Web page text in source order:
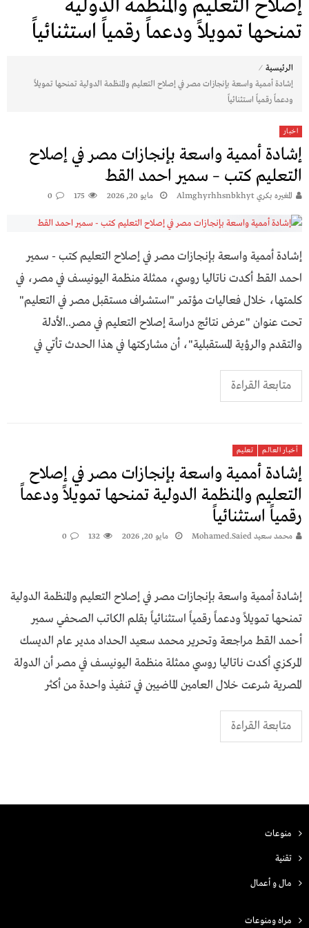
إصلاح التعليم والمنظمة الدولية
تمنحها تمويلاً ودعماً رقمياً استثنائياً
الرئيسية ⁄
إشادة أممية واسعة بإنجازات مصر في إصلاح التعليم والمنظمة الدولية تمنحها تمويلاً
ودعماً رقمياً استثنائياً
اخبار
إشادة أممية واسعة بإنجازات مصر في إصلاح
التعليم كتب – سمير احمد القط
المغيره بكري Almghyrhhsnbkhyt مايو 20, 2026 175
0
إشادة أممية واسعة بإنجازات مصر في إصلاح التعليم كتب - سمير
احمد القط أكدت ناتاليا روسي، ممثلة منظمة اليونيسف في مصر، في
كلمتها، خلال فعاليات مؤتمر "استشراف مستقبل مصر في التعليم"
تحت عنوان "عرض نتائج دراسة إصلاح التعليم في مصر..الأدلة
والتقدم والرؤية المستقبلية"، أن مشاركتها في هذا الحدث تأتي في
متابعة القراءة
أخبار العالم تعليم
إشادة أممية واسعة بإنجازات مصر في إصلاح
التعليم والمنظمة الدولية تمنحها تمويلاً ودعماً
رقمياً استثنائياً
محمد سعيد Mohamed.saied مايو 20, 2026 132
0
إشادة أممية واسعة بإنجازات مصر في إصلاح التعليم والمنظمة الدولية
تمنحها تمويلاً ودعماً رقمياً استثنائياً بقلم الكاتب الصحفي سمير
أحمد القط مراجعة وتحرير محمد سعيد الحداد مدير عام الديسك
المركزي أكدت ناتاليا روسي ممثلة منظمة اليونيسف في مصر أن الدولة
المصرية شرعت خلال العامين الماضيين في تنفيذ واحدة من أكثر
متابعة القراءة
منوعات
تقنية
مال و أعمال
مراه ومنوعات